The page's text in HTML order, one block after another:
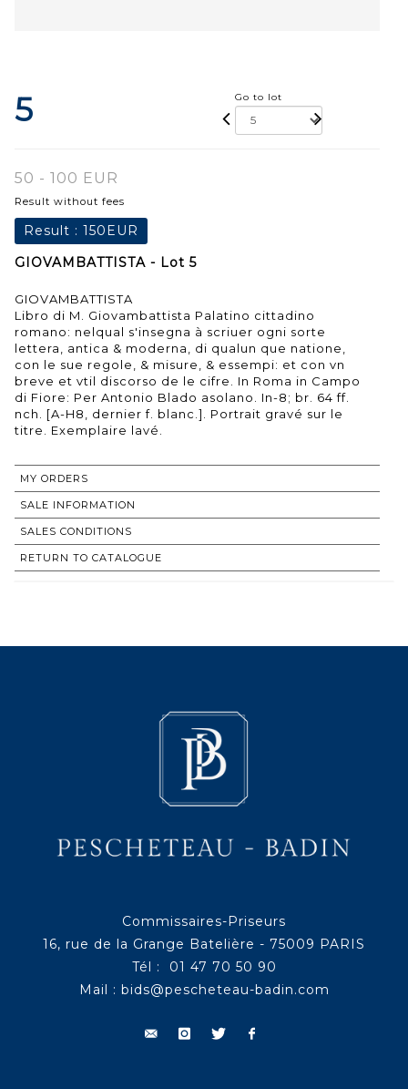
5 Go to lot
50 - 100 EUR
Result without fees
Result : 150EUR
GIOVAMBATTISTA - Lot 5
GIOVAMBATTISTA
Libro di M. Giovambattista Palatino cittadino
romano: nelqual s'insegna à scriuer ogni sorte
lettera, antica & moderna, di qualun que natione,
con le sue regole, & misure, & essempi: et con vn
breve et vtil discorso de le cifre. In Roma in Campo
di Fiore: Per Antonio Blado asolano. In-8; br. 64 ff.
nch. [A-H8, dernier f. blanc.]. Portrait gravé sur le
titre. Exemplaire lavé.
MY ORDERS
SALE INFORMATION
SALES CONDITIONS
RETURN TO CATALOGUE
Commissaires-Priseurs
16, rue de la Grange Batelière - 75009 PARIS
Tél : 01 47 70 50 90
Mail : bids@pescheteau-badin.com